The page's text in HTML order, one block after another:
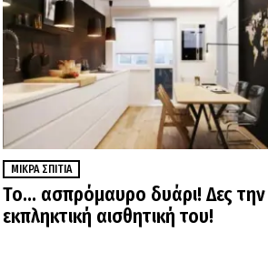
ΜΙΚΡΆ ΣΠΊΤΙΑ
Το… ασπρόμαυρο δυάρι! Δες την
εκπληκτική αισθητική του!